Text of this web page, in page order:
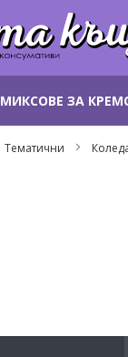
МИКСОВЕ ЗА
Тематични